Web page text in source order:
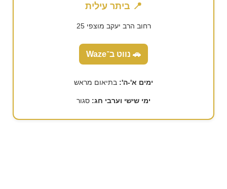
📍 ביתר עילית
רחוב הרב יעקב מוצפי 25
🚗 נווט ב־Waze
ימים א'-ה': בתיאום מראש
ימי שישי וערבי חג: סגור